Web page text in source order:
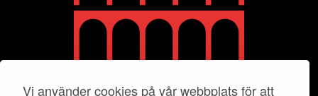
Vi använder cookies på vår webbplats för att